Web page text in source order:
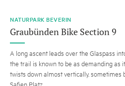
NATURPARK BEVERIN
Graubünden Bike Section 9
A long ascent leads over the Glaspass
the trail is known to be as demanding as
twists down almost vertically, sometimes
Safien Platz.